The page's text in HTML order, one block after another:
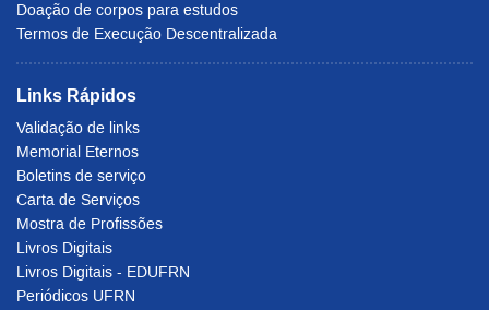
Doação de corpos para estudos
Termos de Execução Descentralizada
Links Rápidos
Validação de links
Memorial Eternos
Boletins de serviço
Carta de Serviços
Mostra de Profissões
Livros Digitais
Livros Digitais - EDUFRN
Periódicos UFRN